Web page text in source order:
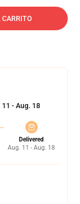
11 - Aug. 18
Delivered
Aug. 11 - Aug. 18